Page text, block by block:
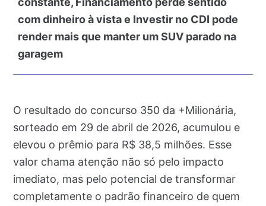
com dinheiro à vista e Investir no CDI pode
render mais que manter um SUV parado na
garagem
O resultado do concurso 350 da +Milionária,
sorteado em 29 de abril de 2026, acumulou e
elevou o prêmio para R$ 38,5 milhões. Esse
valor chama atenção não só pelo impacto
imediato, mas pelo potencial de transformar
completamente o padrão financeiro de quem